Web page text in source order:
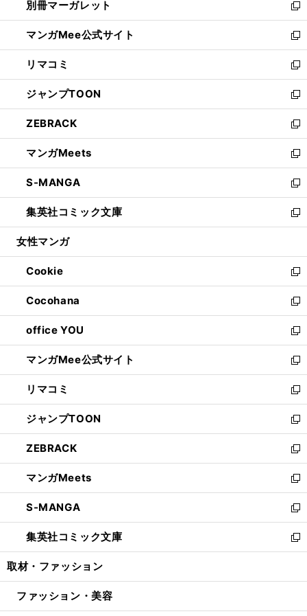
く
で
開
く
ィ
ン
ド
ウ
で
開
く
い
ウ
ィ
ン
ド
ウ
で
開
く
別冊マーガレット
新
し
い
ウ
ィ
ン
ド
ウ
で
開
く
マンガMee公式サイト
新
し
い
ウ
ィ
ン
ド
ウ
で
開
く
リマコミ
新
し
い
ウ
ィ
ン
ド
ウ
で
開
く
ジャンプTOON
新
し
い
ウ
ィ
ン
ド
ウ
で
開
ZEBRACK
新
し
い
ウ
ィ
ン
ド
ウ
開
く
マンガMeets
新
し
い
ウ
ィ
ン
ウ
で
開
く
S-MANGA
新
し
い
ウ
ン
ド
ウ
で
開
く
集英社コミック文庫
新
し
ウ
ィ
ン
ド
ウ
で
開
く
女性マンガ
Cookie
新
し
い
ウ
ィ
ン
ド
ウ
で
開
く
Cocohana
新
し
い
ウ
ィ
ン
ド
ウ
で
開
く
office YOU
新
し
い
ウ
ィ
ン
ド
ウ
で
開
く
マンガMee公式サイト
新
し
い
ウ
ィ
ン
ド
ウ
で
開
く
リマコミ
新
し
い
ウ
ィ
ン
ド
ウ
で
開
く
ジャンプTOON
新
し
い
ウ
ィ
ン
ド
ウ
で
開
ZEBRACK
新
し
い
ウ
ィ
ン
ド
ウ
開
マンガMeets
新
し
い
ウ
ィ
ン
ウ
開
S-MANGA
新
し
い
ウ
ン
ウ
集英社コミック文庫
新
し
ウ
ン
取材・ファッション
ファッション・美容